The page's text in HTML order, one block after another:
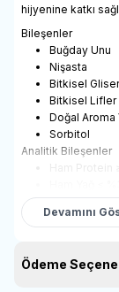
hijyenine katkı
Bileşenler
Buğday Unu
Nişasta
Bitkisel
Bitkisel Lifler
Doğal Aroma
Sorbitol
Analitik Bileşenler
Ham Protein
Ham Lif ≤ %2
Ham Kül ≤ %5
Devamını
Ödeme